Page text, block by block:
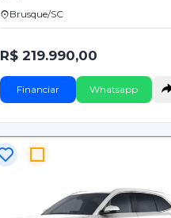
Brusque/SC
R$ 219.990,00
Financiar Whatsapp